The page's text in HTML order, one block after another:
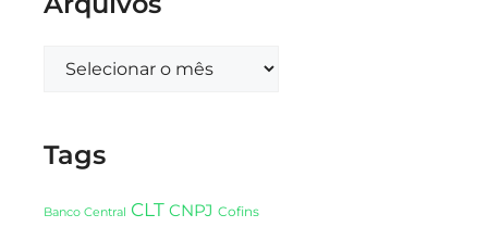
Tags
Banco Central CLT CNPJ Cofins